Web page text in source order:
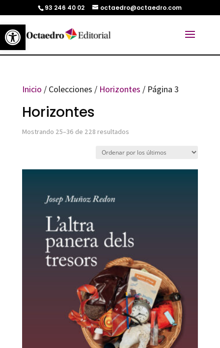
Abrir barra de herramientas
93 246 40 02 octaedro@octaedro.com
Inicio / Colecciones / Horizontes / Página 3
Horizontes
Mostrando 25–36 de 228 resultadosOrdenado